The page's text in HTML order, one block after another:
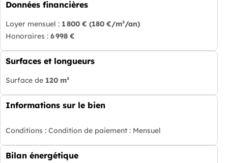
Données financières
Loyer mensuel : 1 800 € (180 €/m²/an)
Honoraires : 6 998 €
Surfaces et longueurs
Surface de 120 m²
Informations sur le bien
Conditions : Condition de paiement : Mensuel
Bilan énergétique